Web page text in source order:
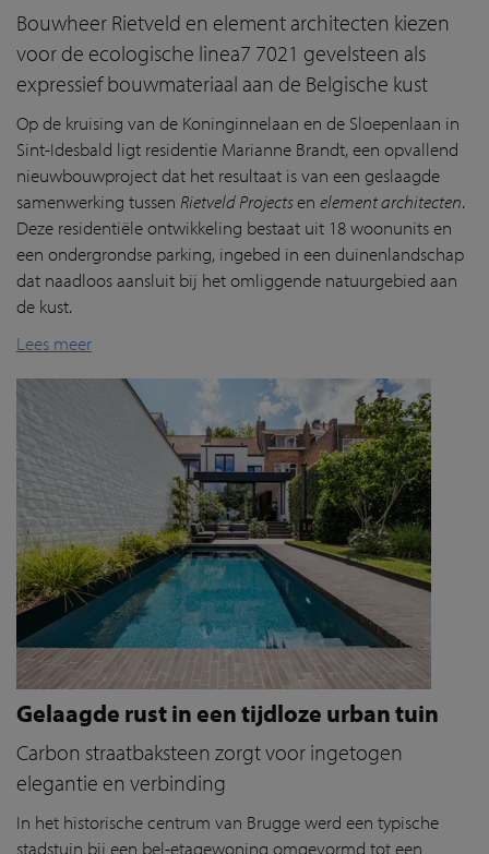
Bouwheer Rietveld en element architecten kiezen
voor de ecologische linea7 7021 gevelsteen als
expressief bouwmateriaal aan de Belgische kust
Op de kruising van de Koninginnelaan en de Sloepenlaan in
Sint-Idesbald ligt residentie Marianne Brandt, een opvallend
nieuwbouwproject dat het resultaat is van een geslaagde
samenwerking tussen Rietveld Projectsen element architecten.
Deze residentiële ontwikkeling bestaat uit 18 woonunits en
een ondergrondse parking, ingebed in een duinenlandschap
dat naadloos aansluit bij het omliggende natuurgebied aan
de kust.
Lees meer
Gelaagde rust in een tijdloze urban tuin
Carbon straatbaksteen zorgt voor ingetogen
elegantie en verbinding
In het historische centrum van Brugge werd een typische
stadstuin bij een bel-etagewoning omgevormd tot een